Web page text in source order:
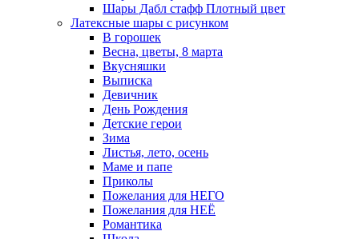
Шары Дабл стафф Плотный цвет
Латексные шары с рисунком
В горошек
Весна, цветы, 8 марта
Вкусняшки
Выписка
Девичник
День Рождения
Детские герои
Зима
Листья, лето, осень
Маме и папе
Приколы
Пожелания для НЕГО
Пожелания для НЕЁ
Романтика